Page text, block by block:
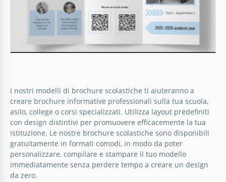
Modello di pieghevole a tre ante della
scuola privata
I nostri modelli di brochure scolastiche ti aiuteranno a
creare brochure informative professionali sulla tua scuola,
asilo, college o corsi specializzati. Utilizza layout predefiniti
con design distintivi per promuovere efficacemente la tua
istituzione. Le nostre brochure scolastiche sono disponibili
gratuitamente in formati comodi, in modo da poter
personalizzare, compilare e stampare il tuo modello
immediatamente senza perdere tempo a creare un design
da zero.